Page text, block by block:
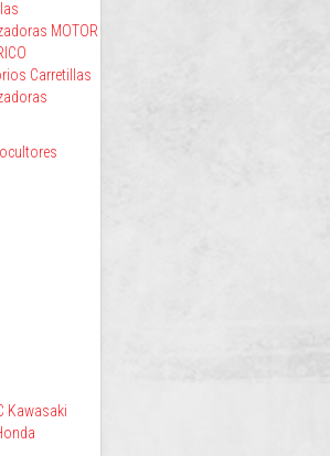
MOTOR
Carretillas
Kawasaki